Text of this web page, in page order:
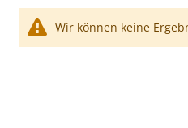
Wir können keine